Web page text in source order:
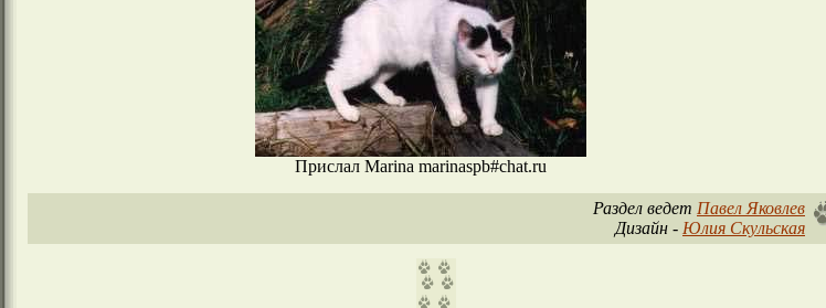
Прислал Marina marinaspb#chat.ru
Раздел ведет Павел Яковлев
Дизайн - Юлия Скульская